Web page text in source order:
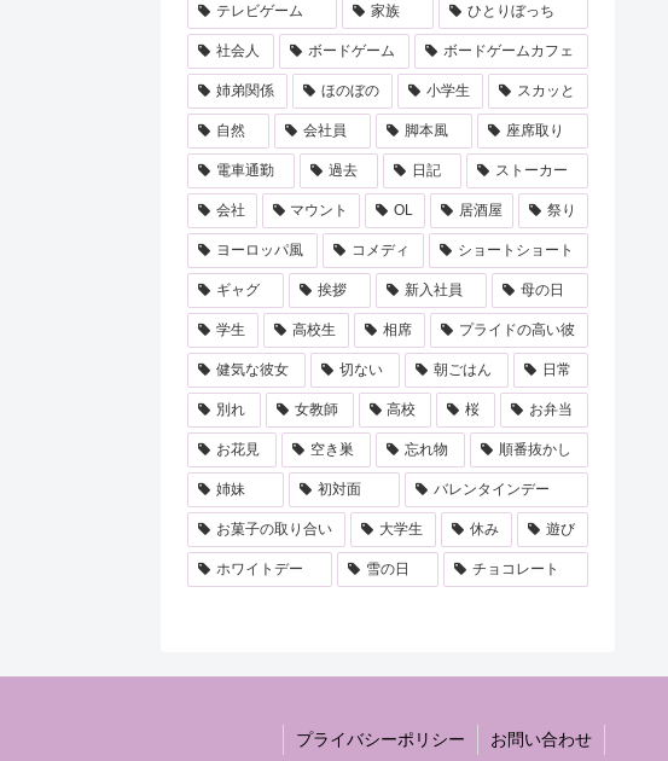
テレビゲーム 家族 ひとりぼっち
社会人 ボードゲーム ボードゲームカフェ
姉弟関係 ほのぼの 小学生 スカッと
自然 会社員 脚本風 座席取り
電車通勤 過去 日記 ストーカー
会社 マウント OL 居酒屋 祭り
ヨーロッパ風 コメディ ショートショート
ギャグ 挨拶 新入社員 母の日
学生 高校生 相席 プライドの高い彼
健気な彼女 切ない 朝ごはん 日常
別れ 女教師 高校 桜 お弁当
お花見 空き巣 忘れ物 順番抜かし
姉妹 初対面 バレンタインデー
お菓子の取り合い 大学生 休み 遊び
ホワイトデー 雪の日 チョコレート
プライバシーポリシー お問い合わせ